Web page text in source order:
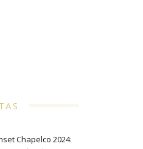
Chapelco 2024: